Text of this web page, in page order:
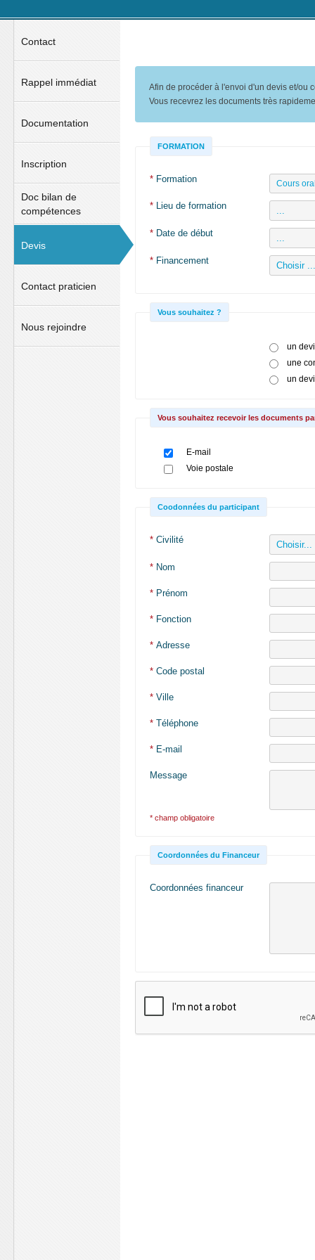
Contact
Rappel immédiat
Documentation
Inscription
Doc bilan de
compétences
Devis
Contact praticien
Nous rejoindre
Afin de procéder à l'envoi d'un devis et/ou
Vous recevrez les documents très
FORMATION
* Formation
* Lieu de formation
* Date de début
* Financement
Vous souhaitez ?
un
une
un
Vous souhaitez recevoir les documents
E-mail
Voie postale
Coodonnées du participant
* Civilité
* Nom
* Prénom
* Fonction
* Adresse
* Code postal
* Ville
* Téléphone
* E-mail
Message
* champ obligatoire
Coordonnées du Financeur
Coordonnées financeur